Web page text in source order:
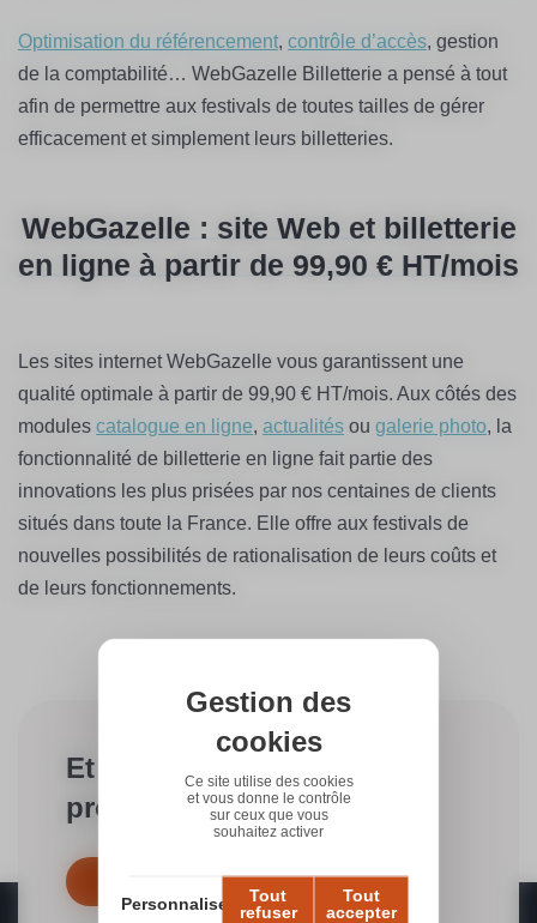
Optimisation du référencement, contrôle d’accès, gestion
de la comptabilité… WebGazelle Billetterie a pensé à tout
afin de permettre aux festivals de toutes tailles de gérer
efficacement et simplement leurs billetteries.
WebGazelle : site Web et billetterie
en ligne à partir de 99,90 € HT/mois
Les sites internet WebGazelle vous garantissent une
qualité optimale à partir de 99,90 € HT/mois. Aux côtés des
modules catalogue en ligne, actualités ou galerie photo, la
fonctionnalité de billetterie en ligne fait partie des
innovations les plus prisées par nos centaines de clients
situés dans toute la France. Elle offre aux festivals de
nouvelles possibilités de rationalisation de leurs coûts et
de leurs fonctionnements.
Et si on discutait de votre
projet ?
Contactez-nous dès maintenant
Gestion des
cookies
Ce site utilise des cookies
et vous donne le contrôle
sur ceux que vous
souhaitez activer
Tout
accepter
Tout
refuser
Personnaliser